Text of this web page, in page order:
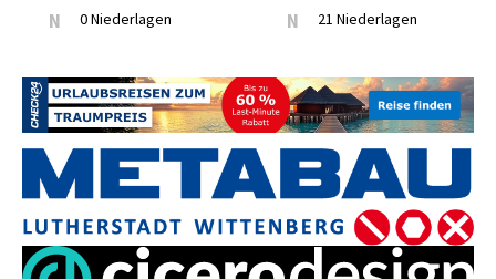
N 0 Niederlagen N 21 Niederlagen